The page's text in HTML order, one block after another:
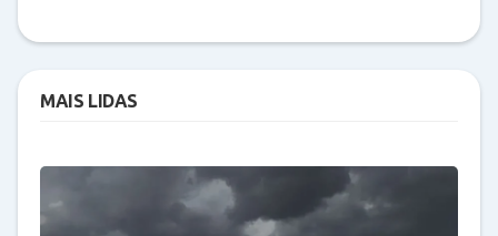
MAIS LIDAS